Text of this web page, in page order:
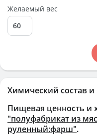
Химический состав
Пищевая ценность и
"полуфабрикат из
руленный:фарш".
Желаемый вес